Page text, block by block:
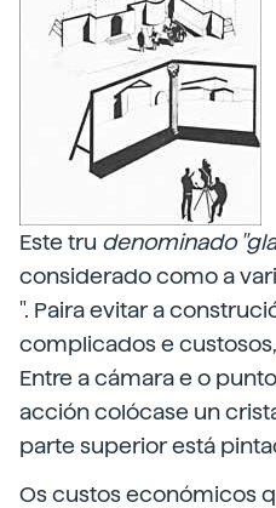
Este tru denominado
considerado como a
". Paira evitar a
complicados e
Entre a cámara e o
acción colócase un
parte superior está
Os custos económicos